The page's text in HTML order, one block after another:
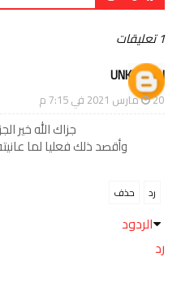
1 تعليقات
UNKNOWN
20 مارس 2021 في 7:15 م
جزاك الله خير
وأقصد ذلك فعليا لما
رد حذف
الردود
رد